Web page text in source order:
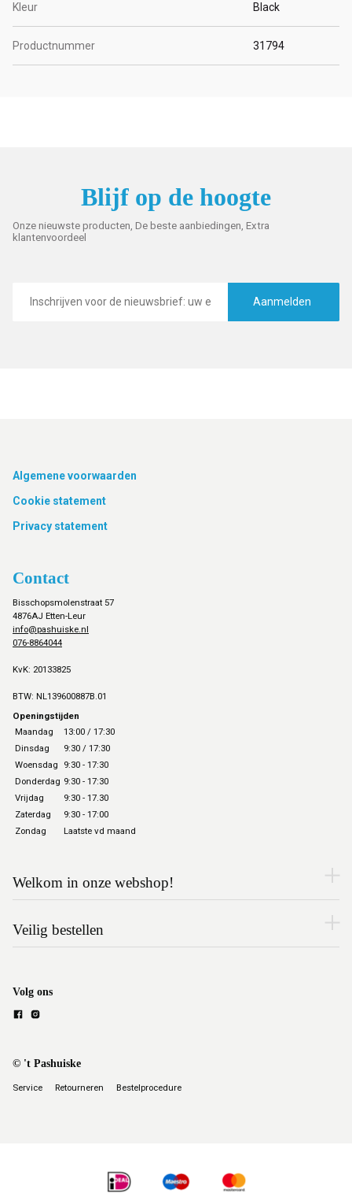
Kleur Black
Productnummer 31794
Blijf op de hoogte
Onze nieuwste producten, De beste aanbiedingen, Extra
klantenvoordeel
mailadres
Aanmelden
Footer
Algemene voorwaarden
Cookie statement
Privacy statement
Contact
Bisschopsmolenstraat 57
4876AJ Etten-Leur
info@pashuiske.nl
076-8864044
KvK: 20133825
BTW: NL139600887B.01
Openingstijden
Maandag
13:00 / 17:30
Dinsdag
9:30 / 17:30
Woensdag
9:30 - 17:30
Donderdag 9:30 - 17:30
Vrijdag
9:30 - 17.30
Zaterdag
9:30 - 17:00
Zondag
Laatste vd maand
Welkom in onze webshop!
Veilig bestellen
Volg ons
© 't Pashuiske
Service Retourneren Bestelprocedure